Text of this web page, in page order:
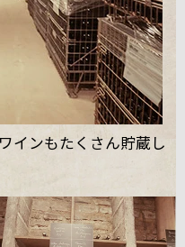
インもたくさん貯蔵し